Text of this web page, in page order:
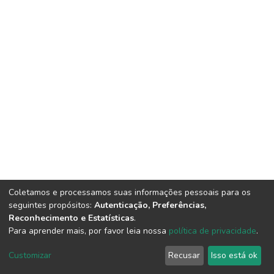
DSpace software copyright © 2002-2026 LYRASIS
Cookie
End User
Agreement
Send
Feedback
Coletamos e processamos suas informações pessoais para os
seguintes propósitos: Autenticação, Preferências,
Reconhecimento e Estatísticas.
Para aprender mais, por favor leia nossa política de privacidade.
Customizar Recusar Isso está ok